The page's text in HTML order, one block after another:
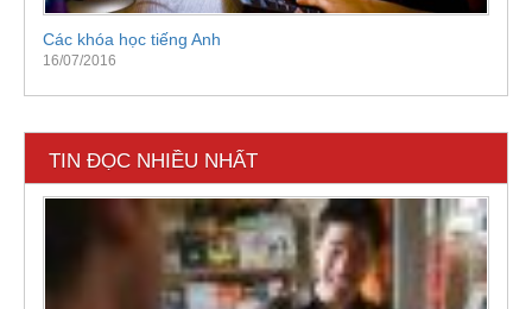
Các khóa học tiếng Anh
16/07/2016
TIN ĐỌC NHIỀU NHẤT